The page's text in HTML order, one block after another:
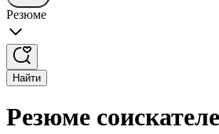
Резюме
Найти
Резюме